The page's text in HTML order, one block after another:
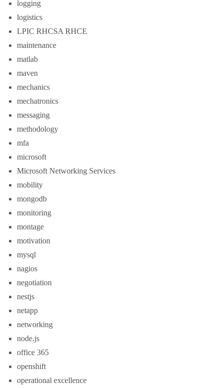
logging
logistics
LPIC RHCSA RHCE
maintenance
matlab
maven
mechanics
mechatronics
messaging
methodology
mfa
microsoft
Microsoft Networking Services
mobility
mongodb
monitoring
montage
motivation
mysql
nagios
negotiation
nestjs
netapp
networking
node.js
office 365
openshift
operational excellence